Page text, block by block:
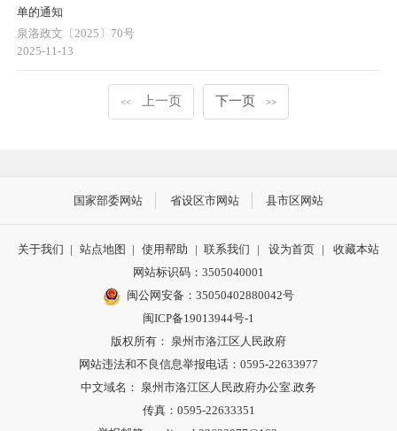
单的通知
泉洛政文〔2025〕70号
2025-11-13
<< 上一页 下一页 >>
国家部委网站 省设区市网站 县市区网站
关于我们 | 站点地图 | 使用帮助 | 联系我们 | 设为首页 |
收藏本站
网站标识码：3505040001
闽公网安备：35050402880042号
闽ICP备19013944号-1
版权所有： 泉州市洛江区人民政府
网站违法和不良信息举报电话：0595-22633977
中文域名： 泉州市洛江区人民政府办公室.政务
传真：0595-22633351